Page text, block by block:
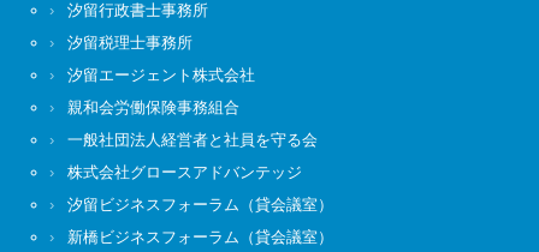
汐留行政書士事務所
汐留税理士事務所
汐留エージェント株式会社
親和会労働保険事務組合
一般社団法人経営者と社員を守る会
株式会社グロースアドバンテッジ
汐留ビジネスフォーラム（貸会議室）
新橋ビジネスフォーラム（貸会議室）